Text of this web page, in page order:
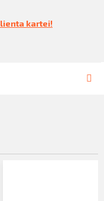
kartei!